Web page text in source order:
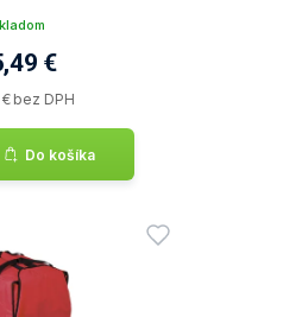
€
bez DPH
Do košíka